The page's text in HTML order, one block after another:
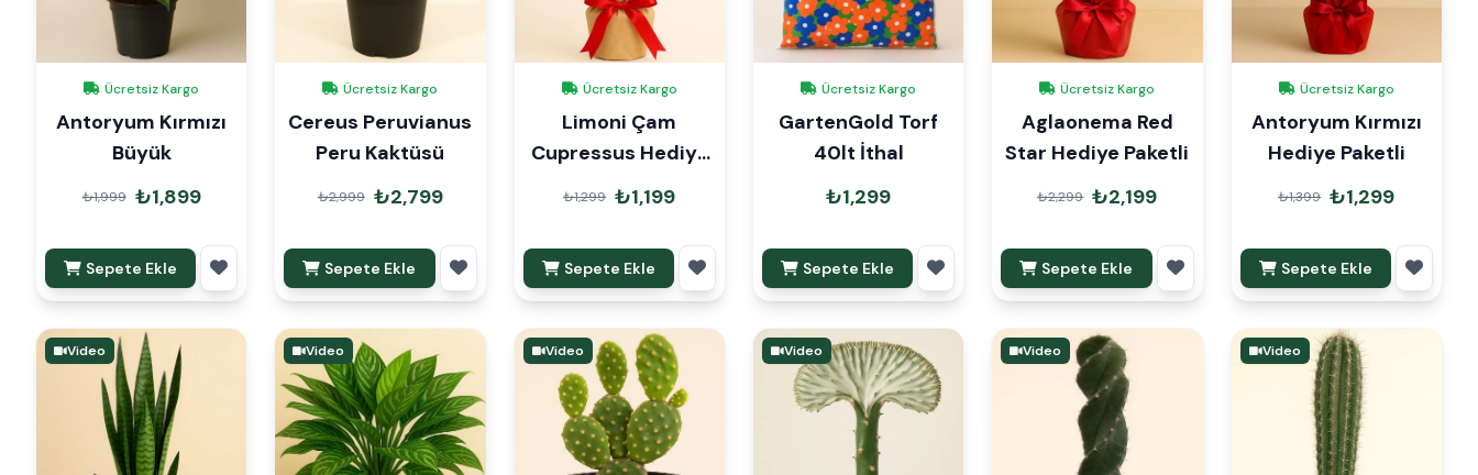
Ücretsiz Kargo
Antoryum Kırmızı
Büyük
₺1,999 ₺1,899
Sepete Ekle
Ücretsiz Kargo
Cereus Peruvianus
Peru Kaktüsü
₺2,999 ₺2,799
Sepete Ekle
Ücretsiz Kargo
Limoni Çam
Cupressus Hediye
Paketli
₺1,299 ₺1,199
Sepete Ekle
Ücretsiz Kargo
GartenGold Torf
40lt İthal
₺1,299
Sepete Ekle
Ücretsiz Kargo
Aglaonema Red
Star Hediye Paketli
₺2,299 ₺2,199
Sepete Ekle
Ücretsiz Kargo
Antoryum Kırmızı
Hediye Paketli
₺1,399 ₺1,299
Sepete Ekle
Video Video Video Video Video Video